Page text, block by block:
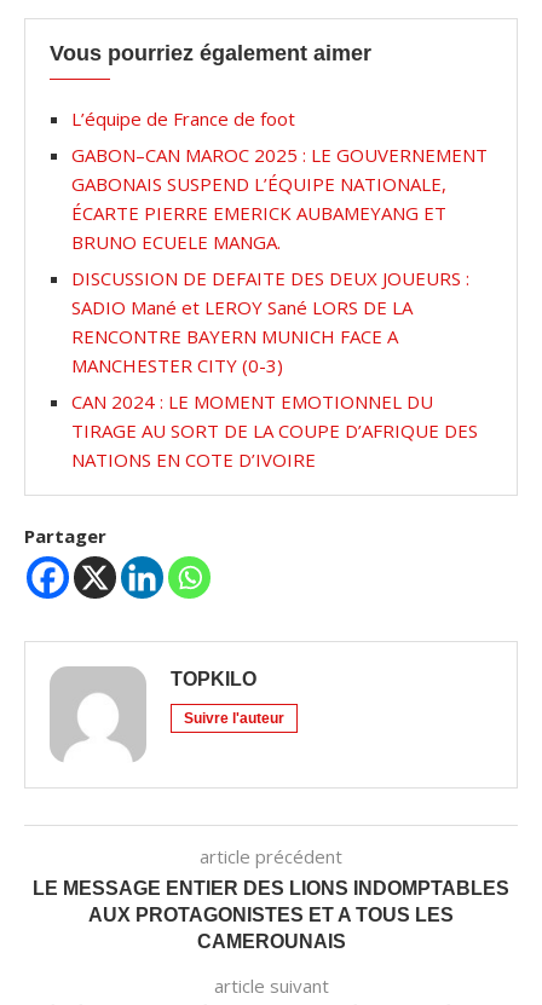
Vous pourriez également aimer
L’équipe de France de foot
GABON–CAN MAROC 2025 : LE GOUVERNEMENT
GABONAIS SUSPEND L’ÉQUIPE NATIONALE,
ÉCARTE PIERRE EMERICK AUBAMEYANG ET
BRUNO ECUELE MANGA.
DISCUSSION DE DEFAITE DES DEUX JOUEURS :
SADIO Mané et LEROY Sané LORS DE LA
RENCONTRE BAYERN MUNICH FACE A
MANCHESTER CITY (0-3)
CAN 2024 : LE MOMENT EMOTIONNEL DU
TIRAGE AU SORT DE LA COUPE D’AFRIQUE DES
NATIONS EN COTE D’IVOIRE
Partager
TOPKILO
Suivre l'auteur
article précédent
LE MESSAGE ENTIER DES LIONS INDOMPTABLES
AUX PROTAGONISTES ET A TOUS LES
CAMEROUNAIS
article suivant